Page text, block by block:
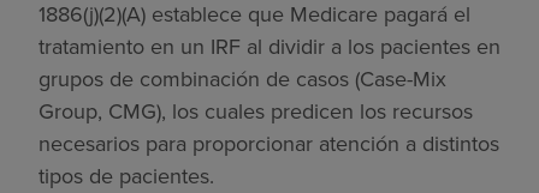
1886(j)(2)(A) establece que Medicare pagará el
tratamiento en un IRF al dividir a los pacientes en
grupos de combinación de casos (Case-Mix
Group, CMG), los cuales predicen los recursos
necesarios para proporcionar atención a distintos
tipos de pacientes.